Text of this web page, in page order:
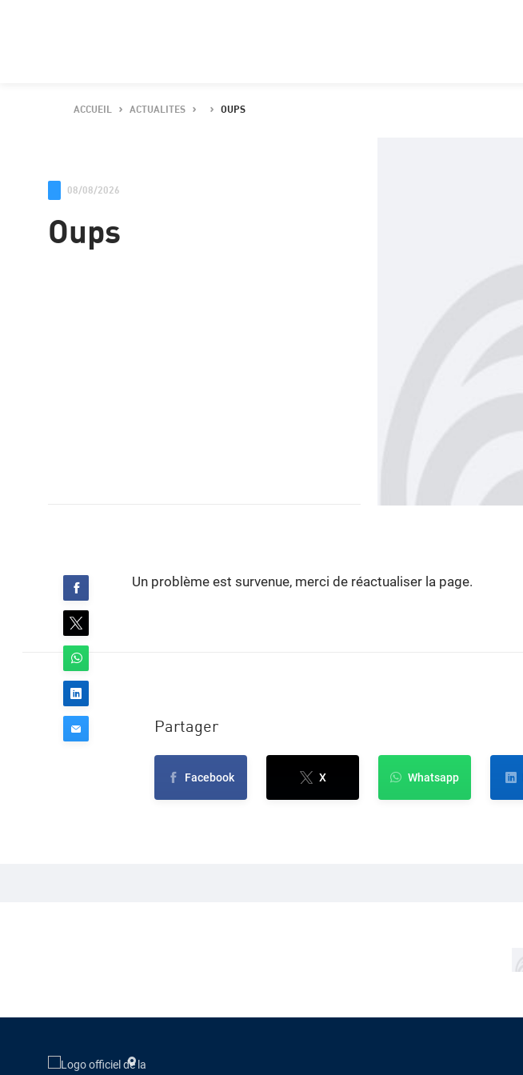
ACCUEIL ACTUALITES OUPS
08/08/2026
Oups
Un problème est survenue, merci de réactualiser la page.
Partager
Facebook X Whatsapp